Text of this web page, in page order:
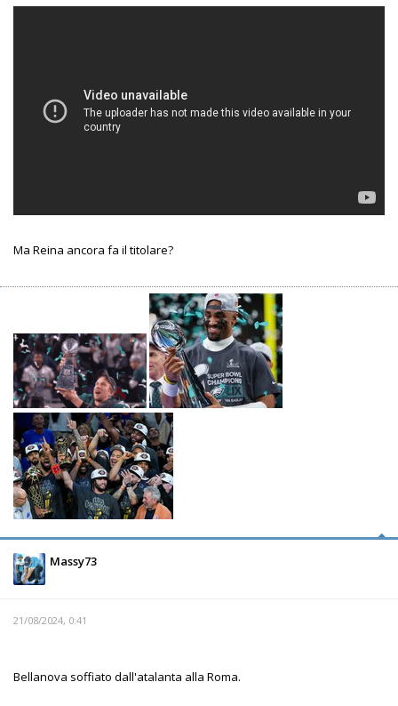
Ma Reina ancora fa il titolare?
Massy73
21/08/2024, 0:41
Bellanova soffiato dall'atalanta alla Roma.